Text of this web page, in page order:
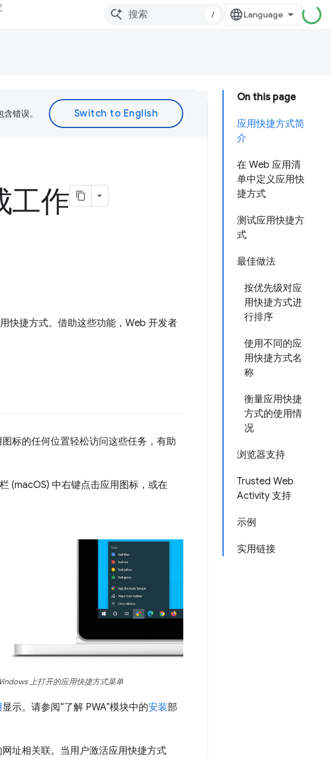
/
On this page
应用快捷方式简
介
在 Web 应用清
单中定义应用快
捷方式
测试应用快捷方
式
最佳做法
按优先级对应
用快捷方式进
行排序
使用不同的应
用快捷方式名
称
衡量应用快捷
方式的使用情
况
浏览器支持
Trusted Web
Activity 支持
示例
实用链接
错误。
工作
快捷方式。借助这些功能，Web 开发者
标的任何位置轻松访问这些任务，有助
(macOS) 中右键点击应用图标，或在
上打开的应用快捷方式菜单
显示。请参阅“了解 PWA”模块中的安装部
网址相关联。当用户激活应用快捷方式